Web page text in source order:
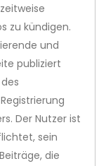
zu kündigen.
und
publiziert
Der Nutzer ist
sein
die